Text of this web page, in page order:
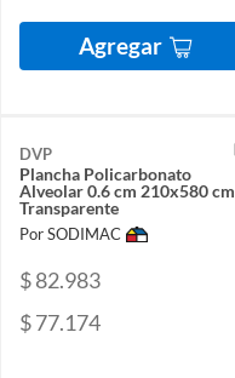
Agregar
DVP
Plancha Policarbonato
Alveolar 0.6 cm 210x580 cm
Transparente
Por SODIMAC
$ 82.983
$ 77.174